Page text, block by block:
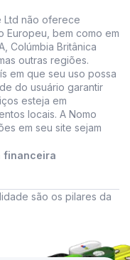
Ltd não oferece
Europeu, bem como em
Colúmbia Britânica
outras regiões.
em que seu uso possa
do usuário garantir
esteja em
locais. A Nomo
em seu site sejam
financeira
são os pilares da